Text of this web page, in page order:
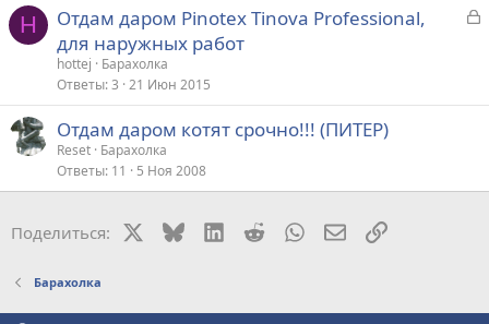
H
З
Отдам даром Pinotex Tinova Professional,
для наружных работ
hottej
Барахолка
Ответы 3 21 Июн 2015
Отдам даром котят срочно!!! (ПИТЕР)
Reset Барахолка
Ответы 11 5 Ноя 2008
Поделиться: BlueskyLinkedIn
RedditWhatsAppЭлектронная
Ссылка
Барахолка